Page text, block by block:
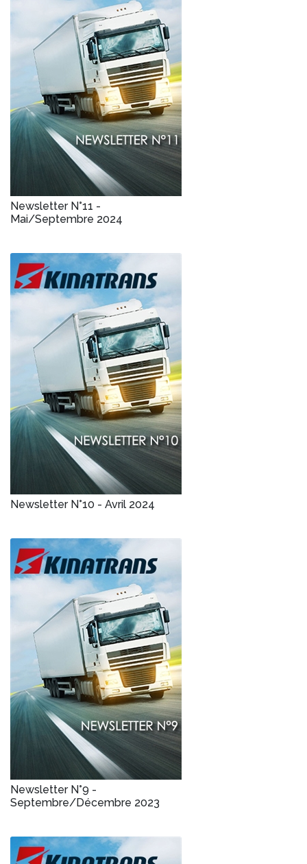
Newsletter N°11 -
Mai/Septembre 2024
Newsletter N°10 - Avril 2024
Newsletter N°9 -
Septembre/Décembre 2023